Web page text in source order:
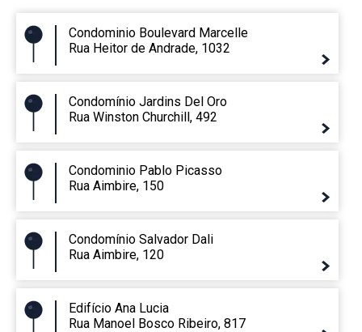
Condominio Boulevard Marcelle
Rua Heitor de Andrade, 1032
Condomínio Jardins Del Oro
Rua Winston Churchill, 492
Condominio Pablo Picasso
Rua Aimbire, 150
Condomínio Salvador Dali
Rua Aimbire, 120
Edifício Ana Lucia
Rua Manoel Bosco Ribeiro, 817